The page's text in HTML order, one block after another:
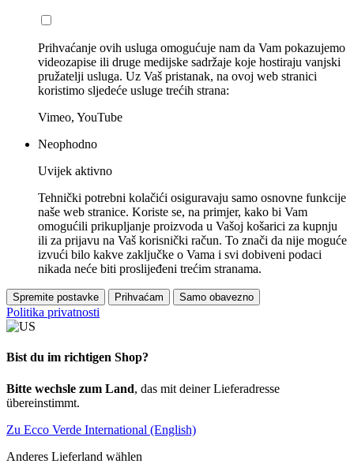
Prihvaćanje ovih usluga omogućuje nam da Vam pokazujemo
videozapise ili druge medijske sadržaje koje hostiraju vanjski
pružatelji usluga. Uz Vaš pristanak, na ovoj web stranici
koristimo sljedeće usluge trećih strana:
Vimeo, YouTube
Neophodno
Uvijek aktivno
Tehnički potrebni kolačići osiguravaju samo osnovne funkcije
naše web stranice. Koriste se, na primjer, kako bi Vam
omogućili prikupljanje proizvoda u Vašoj košarici za kupnju
ili za prijavu na Vaš korisnički račun. To znači da nije moguće
izvući bilo kakve zaključke o Vama i svi dobiveni podaci
nikada neće biti proslijeđeni trećim stranama.
Spremite postavke Prihvaćam Samo obavezno
Politika privatnosti
Bist du im richtigen Shop?
Bitte wechsle zum Land, das mit deiner Lieferadresse
übereinstimmt.
Zu Ecco Verde International (English)
Anderes Lieferland wählen